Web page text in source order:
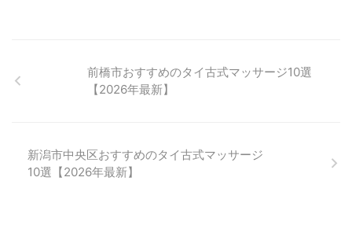
前橋市おすすめのタイ古式マッサージ10選
【2026年最新】
新潟市中央区おすすめのタイ古式マッサージ
10選【2026年最新】